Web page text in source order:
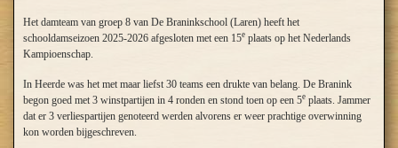
Gerrit Wassink (1252) Wim Kalis (1387) 0
2
2
Tonny Roeterdink (1033)
Dinand Stegeman (889) Shammie Kasnadi (1285)
2
4
Gerrit Roeterdink (885) Rik Verboon (1354) 0 2
R5
Ons Genoegen Wapenveld DEZ Laren 6 2
22 Adrie van Outheusden 1099 B 6 1 1 4
23 Arie Koster 1001 B 6 1 0 5 2 35
Jack van der Plas
Finale Categorie B2
Het damteam van groep 8 van De Braninkschool (Laren) heeft het
schooldamseizoen 2025-2026 afgesloten met een 15e plaats op het Nederlands
Kampioenschap.
In Heerde was het met maar liefst 30 teams een drukte van belang. De Branink
begon goed met 3 winstpartijen in 4 ronden en stond toen op een 5e plaats. Jammer
dat er 3 verliespartijen genoteerd werden alvorens er weer prachtige overwinning
kon worden bijgeschreven.